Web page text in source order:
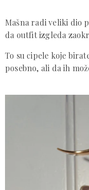
Mašna radi veliki dio
da outfit izgleda
To su cipele koje
posebno, ali da ih